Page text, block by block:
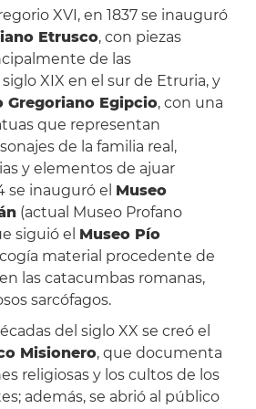
XVI, en 1837 se inauguró
Etrusco, con piezas
de las
XIX en el sur de Etruria, y
Gregoriano Egipcio, con una
que representan
de la familia real,
y elementos de ajuar
se inauguró el Museo
(actual Museo Profano
siguió el Museo Pío
material procedente de
las catacumbas romanas,
sarcófagos.
del siglo XX se creó el
Misionero, que documenta
religiosas y los cultos de los
además, se abrió al público